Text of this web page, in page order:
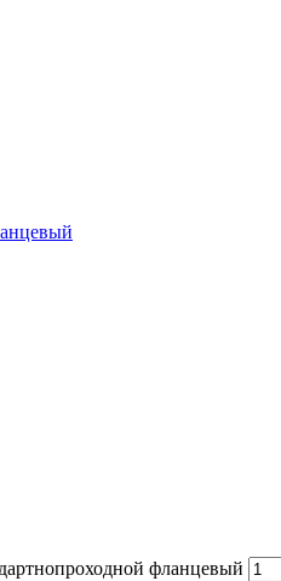
фланцевый